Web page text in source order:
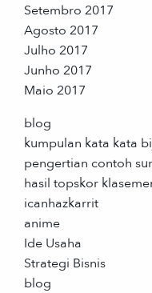
Setembro 2017
Agosto 2017
Julho 2017
Junho 2017
Maio 2017
blog
kumpulan kata kata
pengertian contoh
hasil topskor
icanhazkarrit
anime
Ide Usaha
Strategi Bisnis
blog